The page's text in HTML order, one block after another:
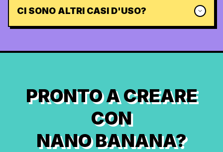
CI SONO ALTRI CASI D'USO?
PRONTO A CREARE
CON
NANO BANANA?